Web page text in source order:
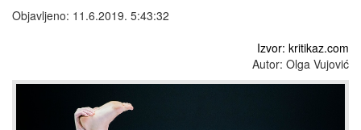
Objavljeno: 11.6.2019. 5:43:32
Izvor: kritikaz.com
Autor: Olga Vujović